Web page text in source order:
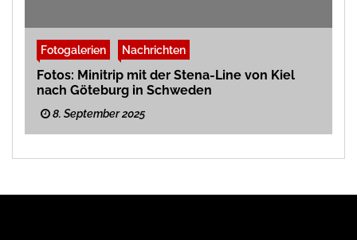
Fotogalerien Nachrichten
Fotos: Minitrip mit der Stena-Line von Kiel
nach Göteburg in Schweden
8. September 2025